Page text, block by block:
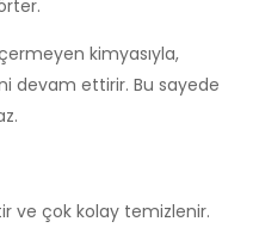
kimyasıyla,
devam ettirir. Bu sayede
ve çok kolay temizlenir.